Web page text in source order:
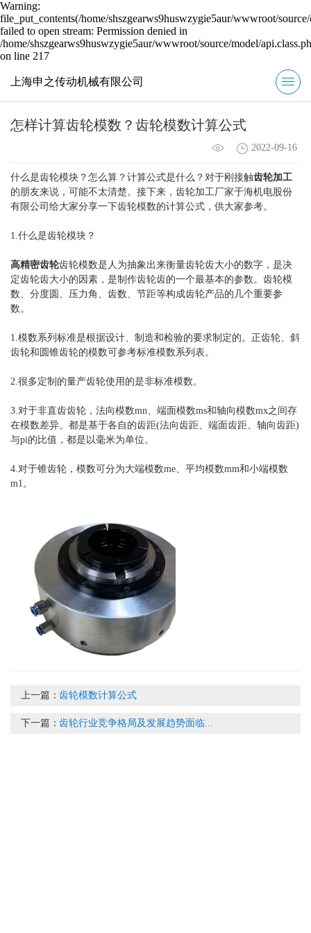
Warning:
file_put_contents(/home/shszgearws9huswzygie5aur/wwwroot/
failed to open stream: Permission denied in
/home/shszgearws9huswzygie5aur/wwwroot/source/model/
on line 217
上海申之传动机械有限公司
怎样计算齿轮模数？齿轮模数计算公式
2022-09-16
什么是齿轮模块？怎么算？计算公式是什么？对于刚接触齿轮加工
的朋友来说，可能不太清楚。接下来，齿轮加工厂家于海机电股份
有限公司给大家分享一下齿轮模数的计算公式，供大家参考。
1.什么是齿轮模块？
高精密齿轮齿轮模数是人为抽象出来衡量齿轮齿大小的数字，是决
定齿轮齿大小的因素，是制作齿轮齿的一个最基本的参数。齿轮模
数、分度圆、压力角、齿数、节距等构成齿轮产品的几个重要参
数。
1.模数系列标准是根据设计、制造和检验的要求制定的。正齿轮、斜
齿轮和圆锥齿轮的模数可参考标准模数系列表。
2.很多定制的量产齿轮使用的是非标准模数。
3.对于非直齿齿轮，法向模数mn、端面模数ms和轴向模数mx之间存
在模数差异。都是基于各自的齿距(法向齿距、端面齿距、轴向齿距)
与pi的比值，都是以毫米为单位。
4.对于锥齿轮，模数可分为大端模数me、平均模数mm和小端模数
m1。
上一篇：齿轮模数计算公式
下一篇：齿轮行业竞争格局及发展趋势面临...